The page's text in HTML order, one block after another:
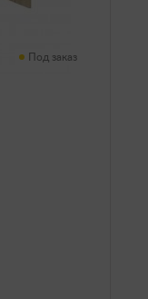
Под заказ